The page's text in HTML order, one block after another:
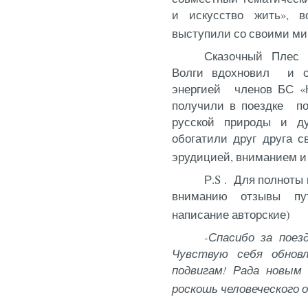
и искусство жить»,
выступили со своими
Сказочный Плес
Волги вдохновил и
энергией членов БС
получили в поездке
русской природы и
обогатили друг друга
эрудицией, вниманием и
Р.S . Для полноты
вниманию отзывы
написание авторские)
-Спасибо за
Чувствую себя
подвигам! Рада новым
роскошь человеческого